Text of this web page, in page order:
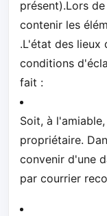
présent).Lors
contenir les
.L'état des lieux
conditions
fait :
Soit, à
propriétaire.
convenir d'une
par courrier